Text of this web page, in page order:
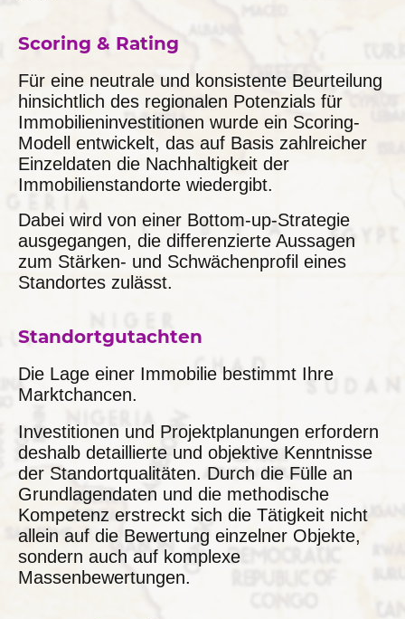
Scoring & Rating
Für eine neutrale und konsistente Beurteilung
hinsichtlich des regionalen Potenzials für
Immobilieninvestitionen wurde ein Scoring-
Modell entwickelt, das auf Basis zahlreicher
Einzeldaten die Nachhaltigkeit der
Immobilienstandorte wiedergibt.
Dabei wird von einer Bottom-up-Strategie
ausgegangen, die differenzierte Aussagen
zum Stärken- und Schwächenprofil eines
Standortes zulässt.
Standortgutachten
Die Lage einer Immobilie bestimmt Ihre
Marktchancen.
Investitionen und Projektplanungen erfordern
deshalb detaillierte und objektive Kenntnisse
der Standortqualitäten. Durch die Fülle an
Grundlagendaten und die methodische
Kompetenz erstreckt sich die Tätigkeit nicht
allein auf die Bewertung einzelner Objekte,
sondern auch auf komplexe
Massenbewertungen.